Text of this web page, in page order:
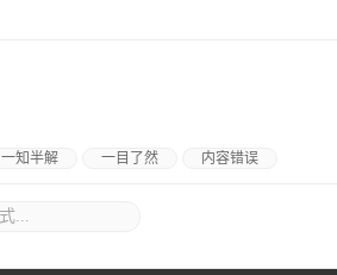
一知半解 一目了然 内容错误